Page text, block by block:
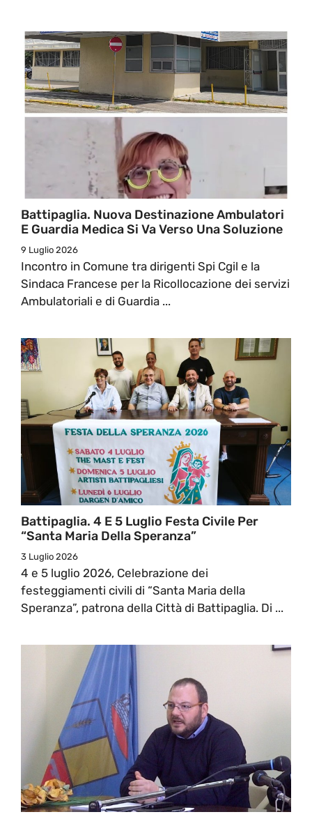
Battipaglia. Nuova Destinazione Ambulatori
E Guardia Medica Si Va Verso Una Soluzione
9 Luglio 2026
Incontro in Comune tra dirigenti Spi Cgil e la
Sindaca Francese per la Ricollocazione dei servizi
Ambulatoriali e di Guardia ...
Battipaglia. 4 E 5 Luglio Festa Civile Per
“Santa Maria Della Speranza”
3 Luglio 2026
4 e 5 luglio 2026, Celebrazione dei
festeggiamenti civili di “Santa Maria della
Speranza”, patrona della Città di Battipaglia. Di ...